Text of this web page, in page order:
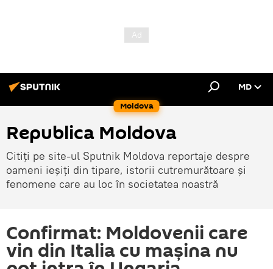
Moldova
MD
Republica Moldova
Citiți pe site-ul Sputnik Moldova reportaje despre
oameni ieșiți din tipare, istorii cutremurătoare și
fenomene care au loc în societatea noastră
Confirmat: Moldovenii care
vin din Italia cu mașina nu